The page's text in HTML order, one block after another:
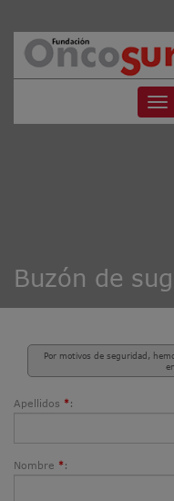
Buzón de
Por motivos de seguridad,
Apellidos *:
Nombre *: